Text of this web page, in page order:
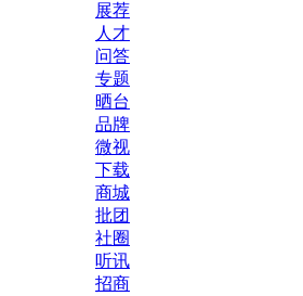
展荐
人才
问答
专题
晒台
品牌
微视
下载
商城
批团
社圈
听讯
招商